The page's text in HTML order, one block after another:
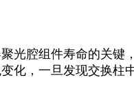
光腔组件寿命的关键
化，一旦发现交换柱